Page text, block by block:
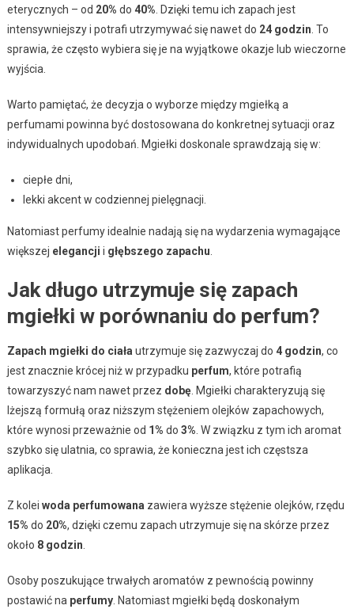
eterycznych – od 20% do 40%. Dzięki temu ich zapach jest
intensywniejszy i potrafi utrzymywać się nawet do 24 godzin. To
sprawia, że często wybiera się je na wyjątkowe okazje lub wieczorne
wyjścia.
Warto pamiętać, że decyzja o wyborze między mgiełką a
perfumami powinna być dostosowana do konkretnej sytuacji oraz
indywidualnych upodobań. Mgiełki doskonale sprawdzają się w:
ciepłe dni,
lekki akcent w codziennej pielęgnacji.
Natomiast perfumy idealnie nadają się na wydarzenia wymagające
większej elegancji i głębszego zapachu.
Jak długo utrzymuje się zapach
mgiełki w porównaniu do perfum?
Zapach mgiełki do ciałautrzymuje się zazwyczaj do 4 godzin, co
jest znacznie krócej niż w przypadku perfum, które potrafią
towarzyszyć nam nawet przez dobę. Mgiełki charakteryzują się
lżejszą formułą oraz niższym stężeniem olejków zapachowych,
które wynosi przeważnie od 1% do 3%. W związku z tym ich aromat
szybko się ulatnia, co sprawia, że konieczna jest ich częstsza
aplikacja.
Z kolei woda perfumowanazawiera wyższe stężenie olejków, rzędu
15% do 20%, dzięki czemu zapach utrzymuje się na skórze przez
około 8 godzin.
Osoby poszukujące trwałych aromatów z pewnością powinny
postawić na perfumy. Natomiast mgiełki będą doskonałym